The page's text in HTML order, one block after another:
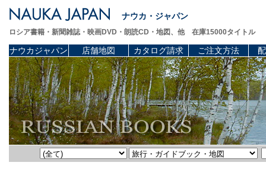
ナウカ・ジャパン
ロシア書籍・新聞雑誌・映画DVD・朗読CD・地図、他 在庫15000タイトル
ナウカジャパン 店舗地図 カタログ請求 ご注文方法